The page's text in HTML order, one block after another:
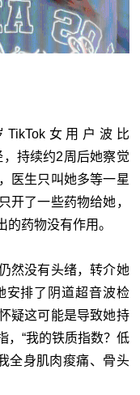
女用户波比
，持续约2周后她察觉
医生只叫她多等一星
开了一些药物给她，
药物没有作用。
然没有头绪，转介她
安排了阴道超音波检
疑这可能是导致她持
，“我的铁质指数？低
全身肌肉痠痛、骨头